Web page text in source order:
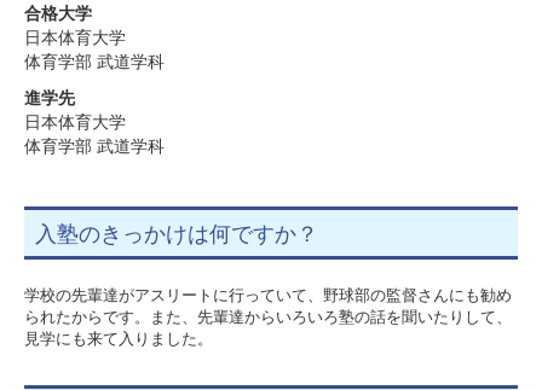
合格大学
日本体育大学
体育学部 武道学科
進学先
日本体育大学
体育学部 武道学科
入塾のきっかけは何ですか？
学校の先輩達がアスリートに行っていて、野球部の監督さんにも勧め
られたからです。また、先輩達からいろいろ塾の話を聞いたりして、
見学にも来て入りました。